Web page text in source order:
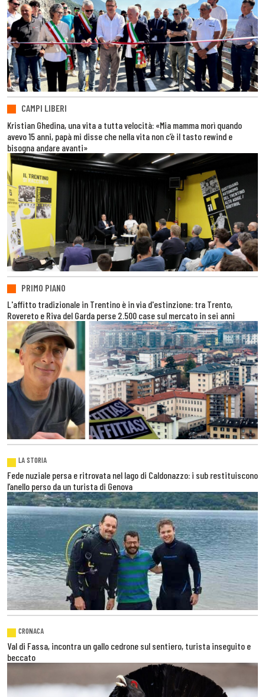
CAMPI LIBERI
Kristian Ghedina, una vita a tutta velocità: «Mia mamma morì quando
avevo 15 anni, papà mi disse che nella vita non c’è il tasto rewind e
bisogna andare avanti»
PRIMO PIANO
L'affitto tradizionale in Trentino è in via d'estinzione: tra Trento,
Rovereto e Riva del Garda perse 2.500 case sul mercato in sei anni
LA STORIA
Fede nuziale persa e ritrovata nel lago di Caldonazzo: i sub restituiscono
l’anello perso da un turista di Genova
CRONACA
Val di Fassa, incontra un gallo cedrone sul sentiero, turista inseguito e
beccato